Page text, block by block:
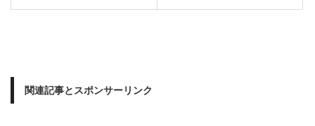
関連記事とスポンサーリンク